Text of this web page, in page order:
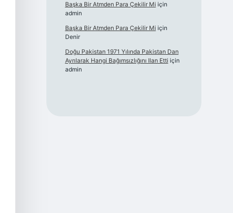
Başka Bir Atmden Para Çekilir Mi için
admin
Başka Bir Atmden Para Çekilir Mi için
Denir
Doğu Pakistan 1971 Yılında Pakistan Dan
Ayrılarak Hangi Bağımsızlığını Ilan Etti için
admin